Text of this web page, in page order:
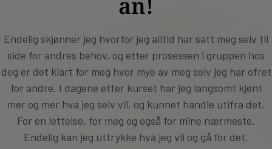
Endelig skjønner jeg hvorfor jeg alltid har satt meg selv til
side for andres behov, og etter prosessen i gruppen hos
deg er det klart for meg hvor mye av meg selv jeg har ofret
for andre. I dagene etter kurset har jeg langsomt kjent
mer og mer hva jeg selv vil, og kunnet handle utifra det.
For en lettelse, for meg og også for mine nærmeste.
Endelig kan jeg uttrykke hva jeg vil og gå for det.